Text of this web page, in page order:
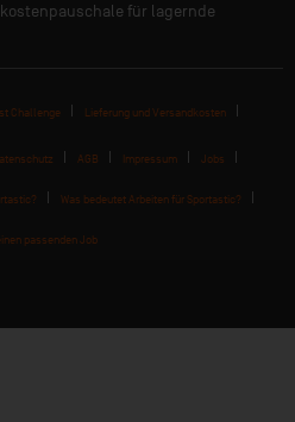
für lagernde
Challenge Lieferung und Versandkosten
AGB Impressum Jobs
Was bedeutet Arbeiten für Sportastic?
passenden Job